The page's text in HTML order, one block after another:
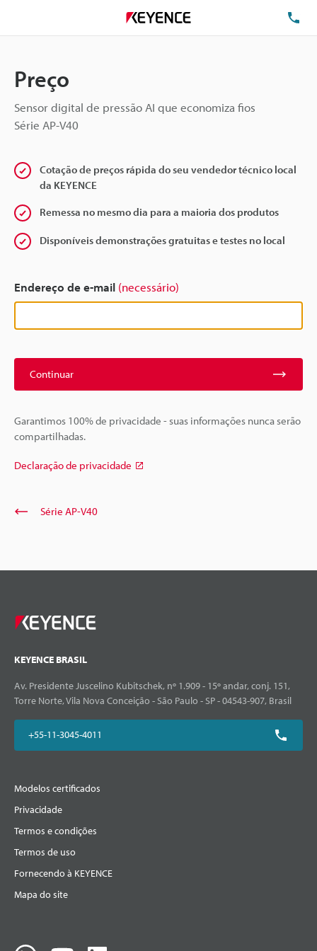
Preço
Sensor digital de pressão AI que economiza fios
Série AP-V40
Cotação de preços rápida do seu vendedor técnico local
da KEYENCE
Remessa no mesmo dia para a maioria dos produtos
Disponíveis demonstrações gratuitas e testes no local
Endereço de e-mail (necessário)
Continuar
Garantimos 100% de privacidade - suas informações nunca serão
compartilhadas.
Declaração de privacidade
Série AP-V40
KEYENCE BRASIL
Av. Presidente Juscelino Kubitschek, nº 1.909 - 15º andar, conj. 151,
Torre Norte, Vila Nova Conceição - São Paulo - SP - 04543-907, Brasil
+55-11-3045-4011
Modelos certificados
Privacidade
Termos e condições
Termos de uso
Fornecendo à KEYENCE
Mapa do site